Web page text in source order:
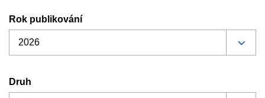
Rok publikování
Druh